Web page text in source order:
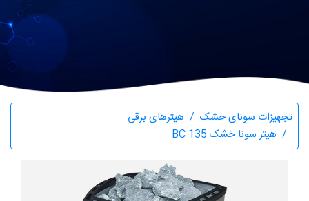
تجهیزات سونای خشک
هیترهای برقی
هیتر سونا خشک BC 135